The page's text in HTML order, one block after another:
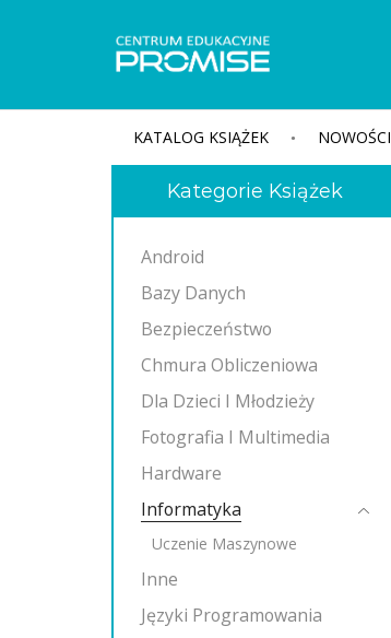
KATALOG KSIĄŻEK NOWOŚCI
Kategorie Książek
Android
Bazy Danych
Bezpieczeństwo
Chmura Obliczeniowa
Dla Dzieci I Młodzieży
Fotografia I Multimedia
Hardware
Informatyka
Uczenie Maszynowe
Inne
Języki Programowania